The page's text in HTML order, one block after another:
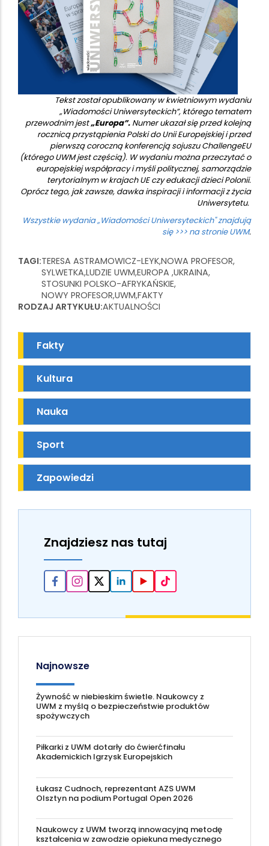
Tekst został opublikowany w kwietniowym wydaniu
„Wiadomości Uniwersyteckich”, którego tematem
przewodnim jest„Europa”. Numer ukazał się przed kolejną
rocznicą przystąpienia Polski do Unii Europejskiej i przed
pierwszą coroczną konferencją sojuszu ChallengeEU
(którego UWM jest częścią). W wydaniu można przeczytać o
europejskiej współpracy i myśli politycznej, samorządzie
terytorialnym w krajach UE czy edukacji dzieci Polonii.
Oprócz tego, jak zawsze, dawka inspiracji i informacji z życia
Uniwersytetu.
Wszystkie wydania „Wiadomości Uniwersyteckich" znajdują
się >>> na stronie UWM.
TAGI TERESA ASTRAMOWICZ-LEYKNOWA PROFESOR
SYLWETKA LUDZIE UWM EUROPA UKRAINA
STOSUNKI POLSKO-AFRYKAŃSKIE
NOWY PROFESOR UWM FAKTY
RODZAJ ARTYKUŁU AKTUALNOŚCI
Fakty
Kultura
Nauka
Sport
Zapowiedzi
Znajdziesz nas tutaj
Najnowsze
Żywność w niebieskim świetle. Naukowcy z
UWM z myślą o bezpieczeństwie produktów
spożywczych
Piłkarki z UWM dotarły do ćwierćfinału
Akademickich Igrzysk Europejskich
Łukasz Cudnoch, reprezentant AZS UWM
Olsztyn na podium Portugal Open 2026
Naukowcy z UWM tworzą innowacyjną metodę
kształcenia w zawodzie opiekuna medycznego